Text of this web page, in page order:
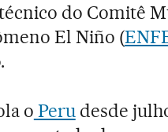
do Comitê
El Niño (
o Perudesde